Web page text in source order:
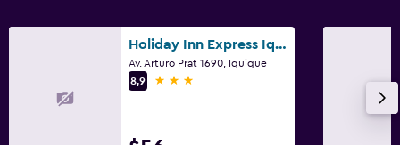
Holiday Inn Express Iquique By IHG
Av. Arturo Prat 1690, Iquique
8,9
3 estrellas